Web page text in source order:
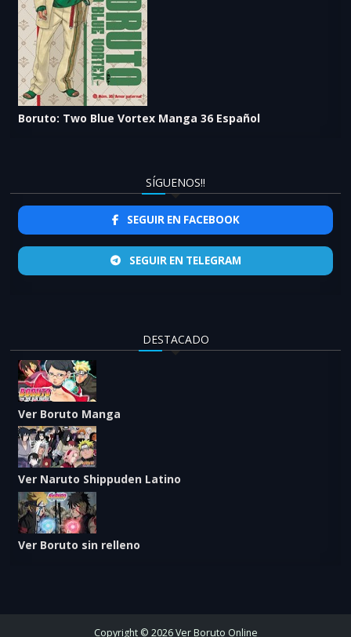
Boruto: Two Blue Vortex Manga 36 Español
SÍGUENOS!!
SEGUIR EN FACEBOOK
SEGUIR EN TELEGRAM
DESTACADO
Ver Boruto Manga
Ver Naruto Shippuden Latino
Ver Boruto sin relleno
Copyright © 2026 Ver Boruto Online